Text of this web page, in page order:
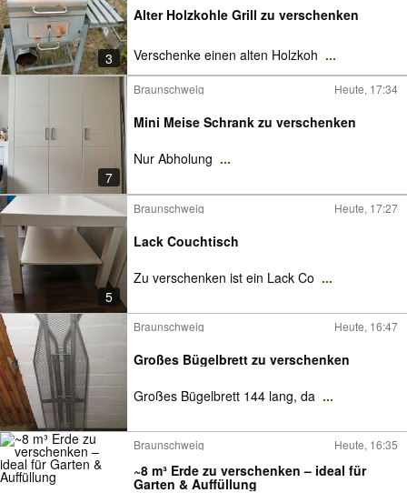
3
Alter Holzkohle Grill zu verschenken
Verschenke einen alten Holzkoh ...
7
Braunschweig Heute, 17:34
Mini Meise Schrank zu verschenken
Nur Abholung ...
5
Braunschweig Heute, 17:27
Lack Couchtisch
Zu verschenken ist ein Lack Co ...
Braunschweig Heute, 16:47
Großes Bügelbrett zu verschenken
Großes Bügelbrett 144 lang, da ...
Braunschweig Heute, 16:35
~8 m³ Erde zu verschenken – ideal für
Garten & Auffüllung